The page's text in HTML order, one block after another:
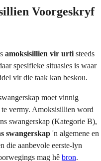
Voorgeskryf
amoksisillien vir urtisteeds
spesifieke situasies is waar
vir die taak kan beskou.
moet vinnig
vermy. Amoksisillien word
swangerskap (Kategorie B),
swangerskap 'n algemene en
die aanbevole eerste-lyn
mag hê bron.